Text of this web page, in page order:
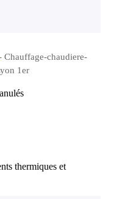
Chauffage-chaudiere-
1er
thermiques et